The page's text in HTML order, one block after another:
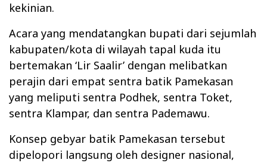
kekinian.
Acara yang mendatangkan bupati dari sejumlah
kabupaten/kota di wilayah tapal kuda itu
bertemakan ‘Lir Saalir’ dengan melibatkan
perajin dari empat sentra batik Pamekasan
yang meliputi sentra Podhek, sentra Toket,
sentra Klampar, dan sentra Pademawu.
Konsep gebyar batik Pamekasan tersebut
dipelopori langsung oleh designer nasional,